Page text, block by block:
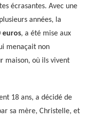
écrasantes. Avec une
années, la
euros, a été mise aux
menaçait non
maison, où ils vivent
18 ans, a décidé de
sa mère, Christelle, et